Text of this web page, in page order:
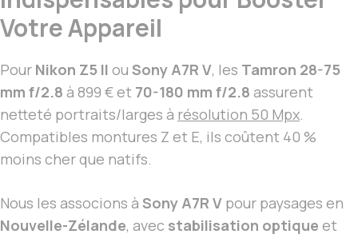
Votre Appareil
Pour Nikon Z5 II ou Sony A7R V, les Tamron 28-75
mm f/2.8 à 899 € et 70-180 mm f/2.8 assurent
netteté portraits/larges à résolution 50 Mpx.
Compatibles montures Z et E, ils coûtent 40 %
moins cher que natifs.
Nous les associons à Sony A7R V pour paysages en
Nouvelle-Zélande, avec stabilisation optique et